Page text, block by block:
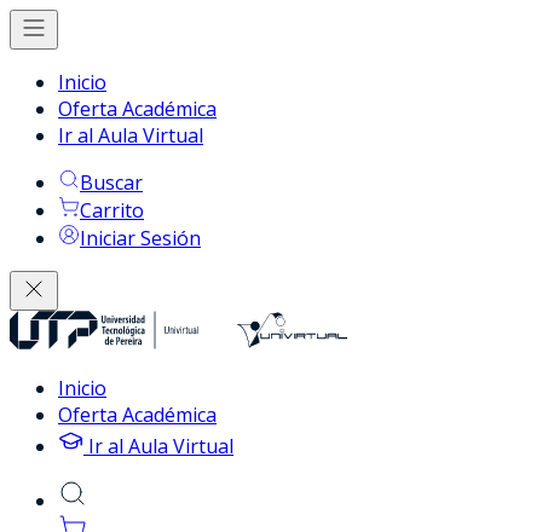
Inicio
Oferta Académica
Ir al Aula Virtual
Buscar
Carrito
Iniciar Sesión
Inicio
Oferta Académica
Ir al Aula Virtual